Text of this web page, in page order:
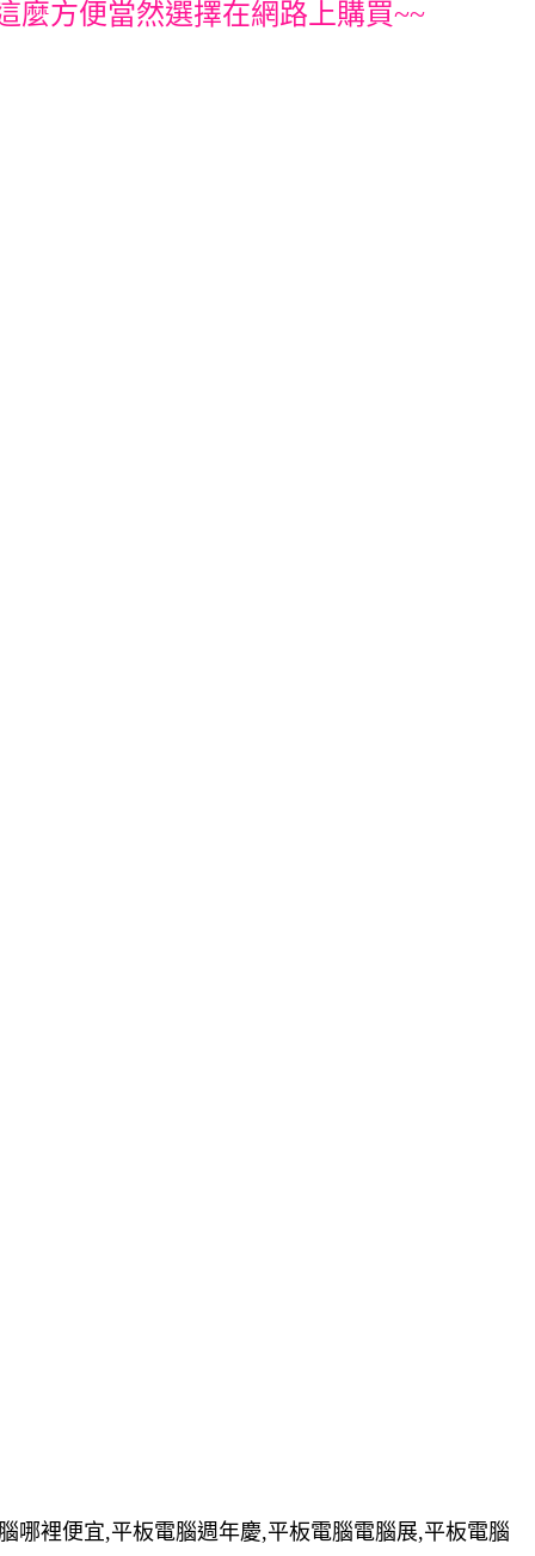
麼方便當然選擇在網路上購買~~
哪裡便宜,平板電腦週年慶,平板電腦電腦展,平板電腦